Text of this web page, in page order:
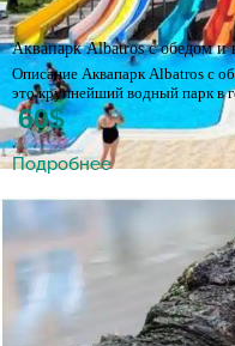
Аквапарк Albatros с обедом
Описание Аквапарк Albatros с
это крупнейший водный парк в
60$
Подробнее